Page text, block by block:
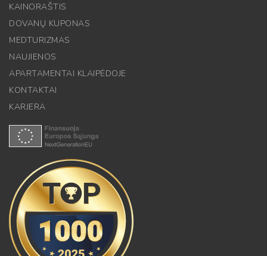
KAINORAŠTIS
DOVANŲ KUPONAS
MEDTURIZMAS
NAUJIENOS
APARTAMENTAI KLAIPĖDOJE
KONTAKTAI
KARJERA